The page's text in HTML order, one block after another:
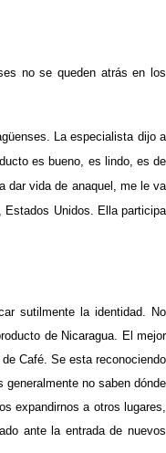
no se queden atrás en los
La especialista dijo a
es bueno, es lindo, es de
dar vida de anaquel, me le va
Estados Unidos. Ella participa
sutilmente la identidad. No
de Nicaragua. El mejor
Café. Se esta reconociendo
no saben dónde
expandirnos a otros lugares,
ante la entrada de nuevos